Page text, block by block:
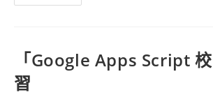
嘉
城
「Google Apps Script
習